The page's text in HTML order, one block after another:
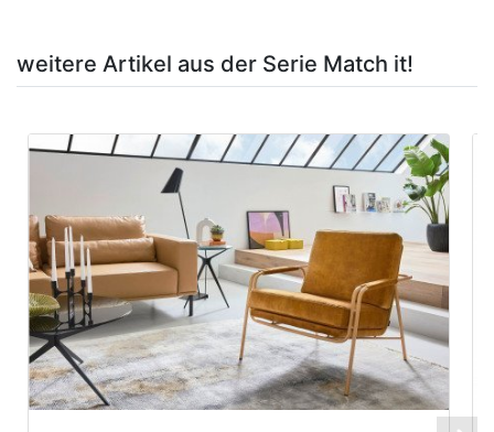
weitere Artikel aus der Serie Match it!